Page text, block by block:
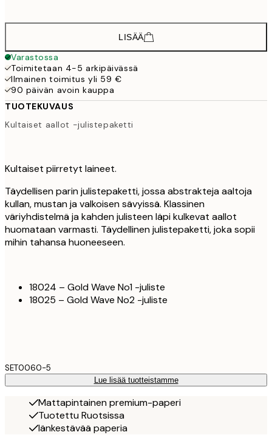
LISÄÄ
Varastossa
Toimitetaan 4-5 arkipäivässä
Ilmainen toimitus yli 59 €
90 päivän avoin kauppa
TUOTEKUVAUS
Kultaiset aallot -julistepaketti
Kultaiset piirretyt laineet.
Täydellisen parin julistepaketti, jossa abstrakteja aaltoja
kullan, mustan ja valkoisen sävyissä. Klassinen
väriyhdistelmä ja kahden julisteen läpi kulkevat aallot
huomataan varmasti. Täydellinen julistepaketti, joka sopii
mihin tahansa huoneeseen.
18024 – Gold Wave No1 -juliste
18025 – Gold Wave No2 -juliste
SET0060-5
Lue lisää tuotteistamme
Mattapintainen premium-paperi
Tuotettu Ruotsissa
Iänkestävää paperia